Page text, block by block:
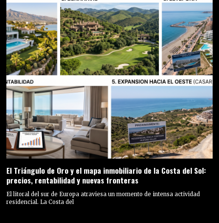
El Triángulo de Oro y el mapa inmobiliario de la Costa del Sol:
precios, rentabilidad y nuevas fronteras
El litoral del sur de Europa atraviesa un momento de intensa actividad
residencial. La Costa del